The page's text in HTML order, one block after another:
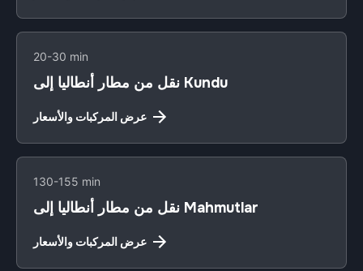
20-30 min
نقل من مطار أنطاليا إلى Kundu
عرض المركبات والأسعار
130-155 min
نقل من مطار أنطاليا إلى Mahmutlar
عرض المركبات والأسعار